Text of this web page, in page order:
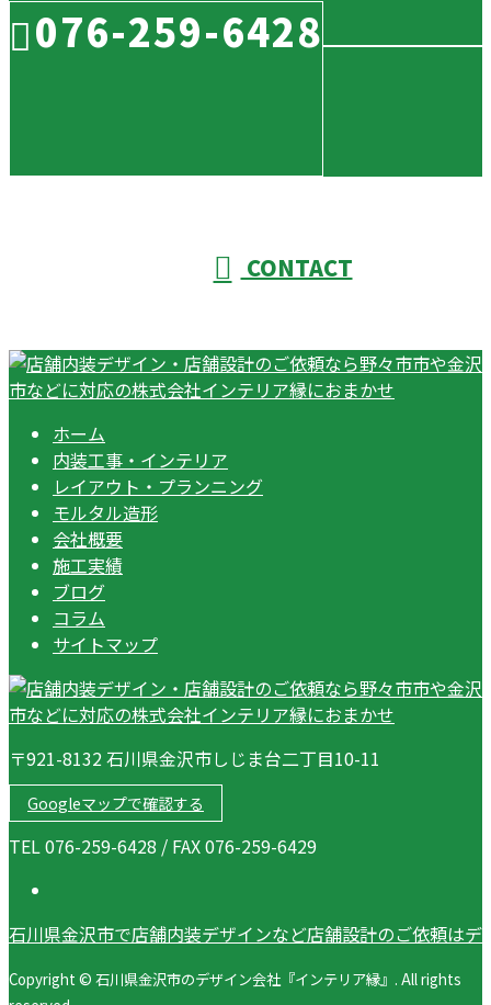
076-259-6428
CONTACT
ホーム
内装工事・インテリア
レイアウト・プランニング
モルタル造形
会社概要
施工実績
ブログ
コラム
サイトマップ
〒921-8132 石川県金沢市しじま台二丁目10-11
Googleマップで確認する
TEL 076-259-6428 / FAX 076-259-6429
石川県金沢市で店舗内装デザインなど店舗設計のご依頼は
Copyright © 石川県金沢市のデザイン会社『インテリア縁』. All rights